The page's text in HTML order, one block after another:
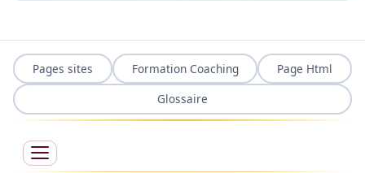
Pages sites Formation Coaching
Page Html
Glossaire